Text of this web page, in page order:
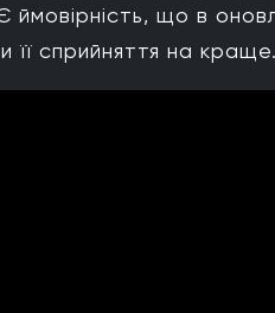
що в
її сприйняття на краще.